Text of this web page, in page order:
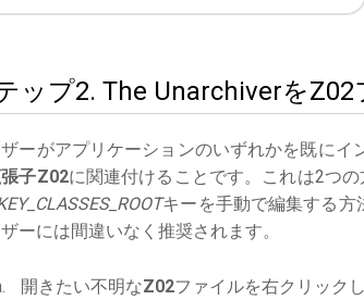
ップ2. The Unarchiverを
ーがアプリケーションのいずれかを既に
子Z02に関連付けることです。これは2つ
キーを手動で編集する方
ーには間違いなく推奨されます。
開きたい不明なZ02ファイルを右クリック